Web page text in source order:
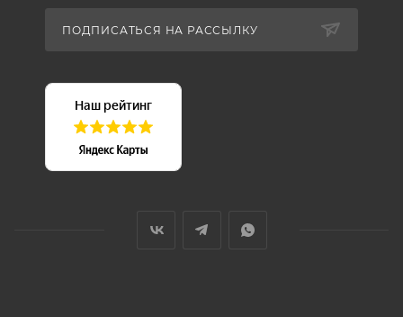
ПОДПИСАТЬСЯ НА РАССЫЛКУ